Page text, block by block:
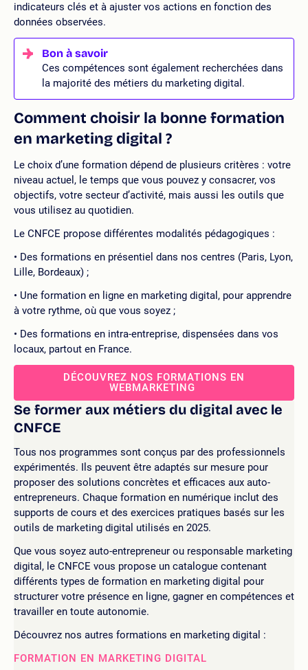
indicateurs clés et à ajuster vos actions en fonction des
données observées.
Ces compétences sont également recherchées dans
la majorité des métiers du marketing digital.
Comment choisir la bonne formation
en marketing digital ?
Le choix d’une formation dépend de plusieurs critères : votre
niveau actuel, le temps que vous pouvez y consacrer, vos
objectifs, votre secteur d’activité, mais aussi les outils que
vous utilisez au quotidien.
Le CNFCE propose différentes modalités pédagogiques :
Des formations en présentiel dans nos centres (Paris, Lyon,
Lille, Bordeaux) ;
Une formation en ligne en marketing digital, pour apprendre
à votre rythme, où que vous soyez ;
Des formations en intra-entreprise, dispensées dans vos
locaux, partout en France.
DÉCOUVREZ NOS FORMATIONS EN
WEBMARKETING
Se former aux métiers du digital avec le
CNFCE
Tous nos programmes sont conçus par des professionnels
expérimentés. Ils peuvent être adaptés sur mesure pour
proposer des solutions concrètes et efficaces aux auto-
entrepreneurs. Chaque formation en numérique inclut des
supports de cours et des exercices pratiques basés sur les
outils de marketing digital utilisés en 2025.
Que vous soyez auto-entrepreneur ou responsable marketing
digital, le CNFCE vous propose un catalogue contenant
différents types de formation en marketing digital pour
structurer votre présence en ligne, gagner en compétences et
travailler en toute autonomie.
Découvrez nos autres formations en marketing digital :
FORMATION EN MARKETING DIGITAL